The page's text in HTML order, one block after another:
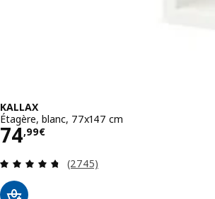
KALLAX
Étagère, blanc, 77x147 cm
74,99€
Prix 74,99€
Révision: 4.7 hors de 5
(2745)